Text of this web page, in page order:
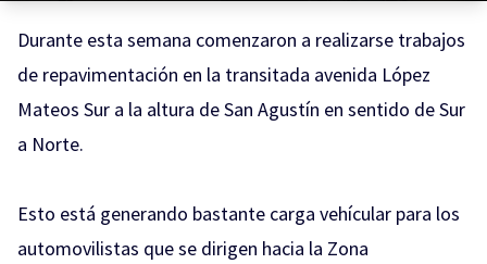
Durante esta semana comenzaron a realizarse trabajos
de repavimentación en la transitada avenida López
Mateos Sur a la altura de San Agustín en sentido de Sur
a Norte.
Esto está generando bastante carga vehícular para los
automovilistas que se dirigen hacia la Zona